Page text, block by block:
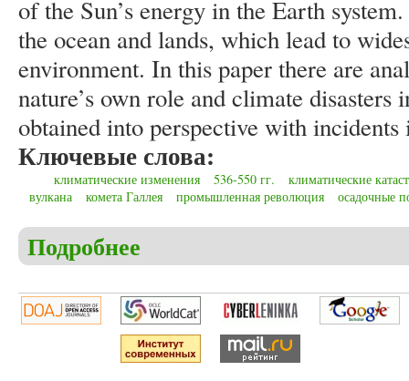
of the Sun’s energy in the Earth
the ocean and lands, which lead to
environment. In this paper there are
nature’s own role and climate disasters
obtained into perspective with incidents
Ключевые слова:
климатические изменения 536-550 гг.
климатические
вулкана
комета Галлея промышленная революция осадочные
Подробнее